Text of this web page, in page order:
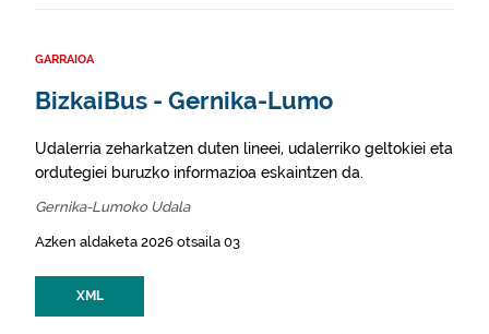
GARRAIOA
BizkaiBus - Gernika-Lumo
Udalerria zeharkatzen duten lineei, udalerriko geltokiei eta
ordutegiei buruzko informazioa eskaintzen da.
Gernika-Lumoko Udala
Azken aldaketa 2026 otsaila 03
XML